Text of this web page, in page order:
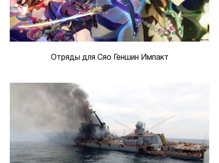
Отряды для Сяо Геншин Импакт